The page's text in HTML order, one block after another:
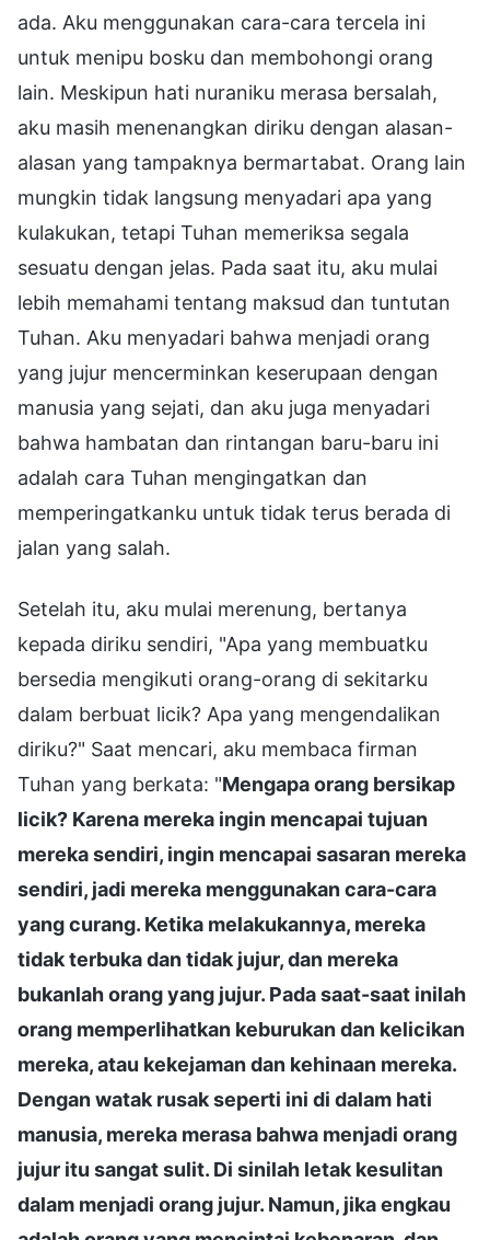
ada. Aku menggunakan cara-cara tercela ini
untuk menipu bosku dan membohongi orang
lain. Meskipun hati nuraniku merasa bersalah,
aku masih menenangkan diriku dengan alasan-
alasan yang tampaknya bermartabat. Orang lain
mungkin tidak langsung menyadari apa yang
kulakukan, tetapi Tuhan memeriksa segala
sesuatu dengan jelas. Pada saat itu, aku mulai
lebih memahami tentang maksud dan tuntutan
Tuhan. Aku menyadari bahwa menjadi orang
yang jujur mencerminkan keserupaan dengan
manusia yang sejati, dan aku juga menyadari
bahwa hambatan dan rintangan baru-baru ini
adalah cara Tuhan mengingatkan dan
memperingatkanku untuk tidak terus berada di
jalan yang salah.
Setelah itu, aku mulai merenung, bertanya
kepada diriku sendiri, "Apa yang membuatku
bersedia mengikuti orang-orang di sekitarku
dalam berbuat licik? Apa yang mengendalikan
diriku?" Saat mencari, aku membaca firman
Tuhan yang berkata: "Mengapa orang bersikap
licik? Karena mereka ingin mencapai tujuan
mereka sendiri, ingin mencapai sasaran mereka
sendiri, jadi mereka menggunakan cara-cara
yang curang. Ketika melakukannya, mereka
tidak terbuka dan tidak jujur, dan mereka
bukanlah orang yang jujur. Pada saat-saat inilah
orang memperlihatkan keburukan dan kelicikan
mereka, atau kekejaman dan kehinaan mereka.
Dengan watak rusak seperti ini di dalam hati
manusia, mereka merasa bahwa menjadi orang
jujur itu sangat sulit. Di sinilah letak kesulitan
dalam menjadi orang jujur. Namun, jika engkau